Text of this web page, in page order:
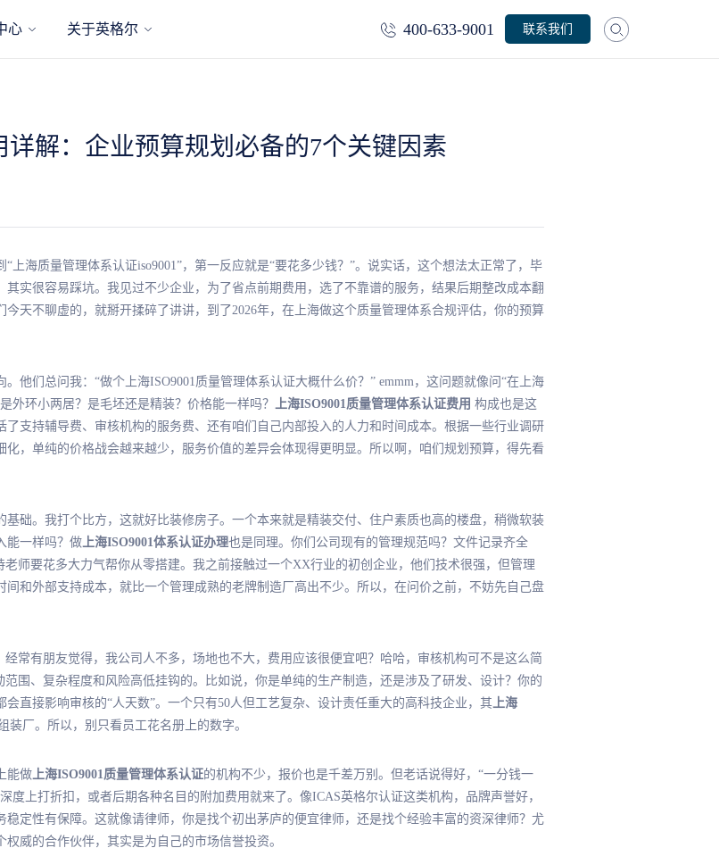
心 关于英格尔 400-633-9001 联系我们
详解：企业预算规划必备的7个关键因素
上海质量管理体系认证iso9001”，第一反应就是“要花多少钱？”。说实话，这个想法太正常了，毕
实很容易踩坑。我见过不少企业，为了省点前期费用，选了不靠谱的服务，结果后期整改成本翻
天不聊虚的，就掰开揉碎了讲讲，到了2026年，在上海做这个质量管理体系合规评估，你的预算
他们总问我：“做个上海ISO9001质量管理体系认证大概什么价？” emmm，这问题就像问“在上海
外环小两居？是毛坯还是精装？价格能一样吗？ 上海ISO9001质量管理体系认证费用 构成也是这
支持辅导费、审核机构的服务费、还有咱们自己内部投入的人力和时间成本。根据一些行业调研
，单纯的价格战会越来越少，服务价值的差异会体现得更明显。所以啊，咱们规划预算，得先看
础。我打个比方，这就好比装修房子。一个本来就是精装交付、住户素质也高的楼盘，稍微软装
能一样吗？做上海ISO9001体系认证办理也是同理。你们公司现有的管理规范吗？文件记录齐全
师要花多大力气帮你从零搭建。我之前接触过一个XX行业的初创企业，他们技术很强，但管理
和外部支持成本，就比一个管理成熟的老牌制造厂高出不少。所以，在问价之前，不妨先自己盘
常有朋友觉得，我公司人不多，场地也不大，费用应该很便宜吧？哈哈，审核机构可不是这么简
围、复杂程度和风险高低挂钩的。比如说，你是单纯的生产制造，还是涉及了研发、设计？你的
直接影响审核的“人天数”。一个只有50人但工艺复杂、设计责任重大的高科技企业，其上海
装厂。所以，别只看员工花名册上的数字。
能做上海ISO9001质量管理体系认证的机构不少，报价也是千差万别。但老话说得好，“一分钱一
度上打折扣，或者后期各种名目的附加费用就来了。像ICAS英格尔认证这类机构，品牌声誉好，
定性有保障。这就像请律师，你是找个初出茅庐的便宜律师，还是找个经验丰富的资深律师？尤
威的合作伙伴，其实是为自己的市场信誉投资。